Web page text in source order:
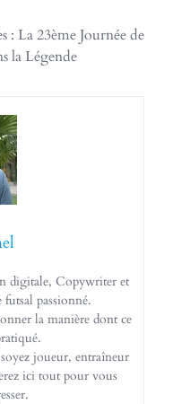
: La 23ème Journée de
la Légende
digitale, Copywriter et
passionné.
la manière dont ce
joueur, entraîneur
ici tout pour vous